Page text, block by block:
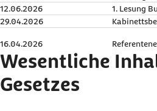
12.06.2026
1. Lesung
29.04.2026
16.04.2026
Wesentliche
Gesetzes